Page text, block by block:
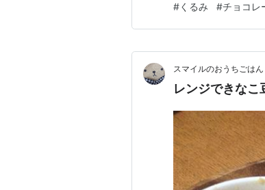
形を整え、冷蔵庫で
今回、ビターチョコ
#くるみ #チョコレ
スマイルのおうちごはん
レンジできなこ